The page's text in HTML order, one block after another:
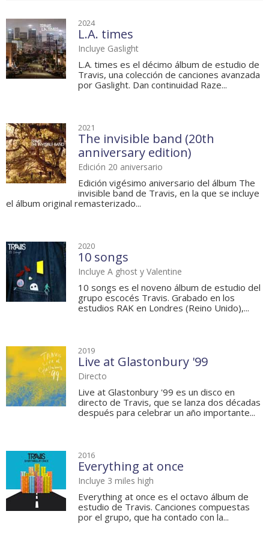
2024
L.A. times
Incluye Gaslight
L.A. times es el décimo álbum de estudio de
Travis, una colección de canciones avanzada
por Gaslight. Dan continuidad Raze...
2021
The invisible band (20th
anniversary edition)
Edición 20 aniversario
Edición vigésimo aniversario del álbum The
invisible band de Travis, en la que se incluye
el álbum original remasterizado...
2020
10 songs
Incluye A ghost y Valentine
10 songs es el noveno álbum de estudio del
grupo escocés Travis. Grabado en los
estudios RAK en Londres (Reino Unido),...
2019
Live at Glastonbury '99
Directo
Live at Glastonbury '99 es un disco en
directo de Travis, que se lanza dos décadas
después para celebrar un año importante...
2016
Everything at once
Incluye 3 miles high
Everything at once es el octavo álbum de
estudio de Travis. Canciones compuestas
por el grupo, que ha contado con la...